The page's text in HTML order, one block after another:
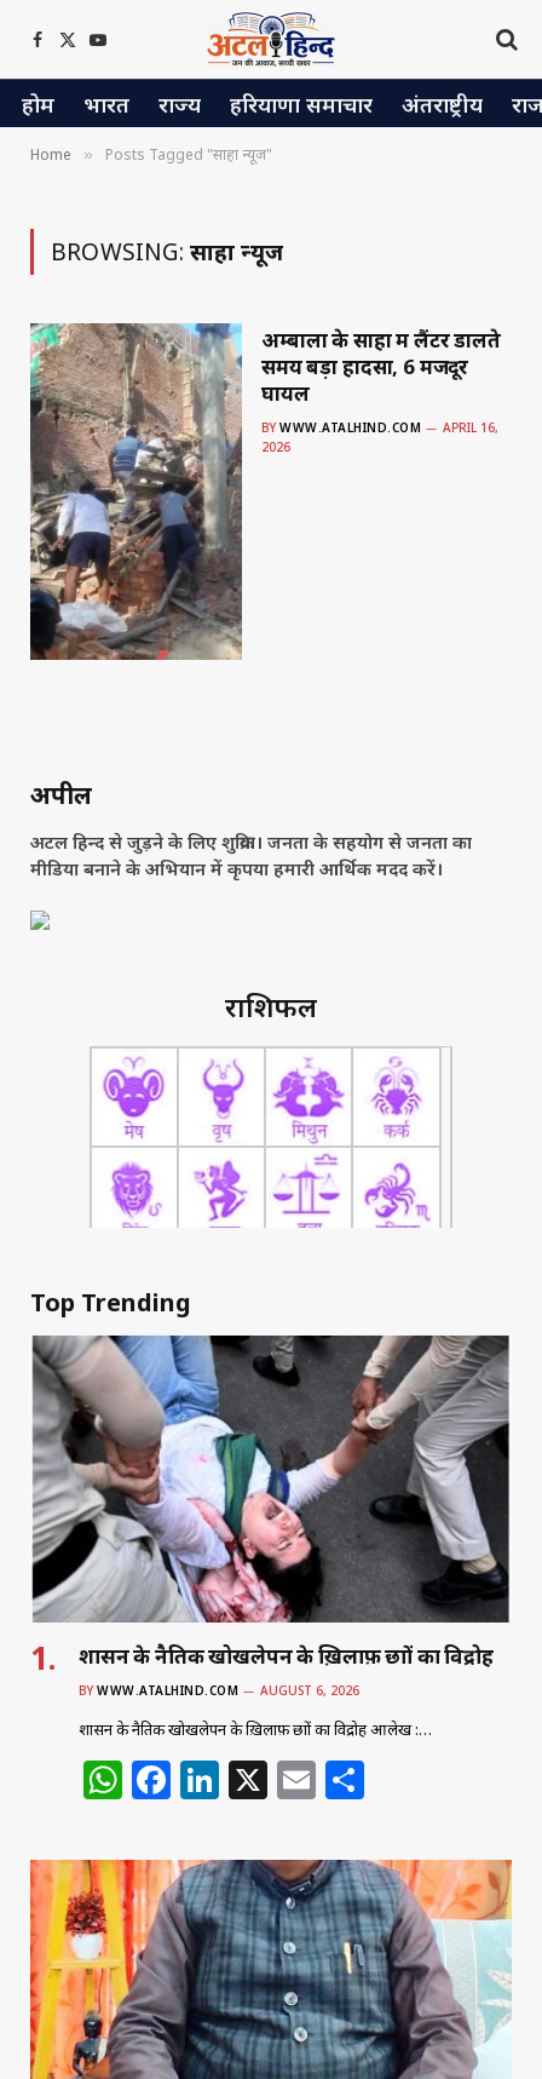
Facebook
X
(Twitter)
YouTube
होम भारत राज्य हरियाणा समाचार अंतराष्ट्रीय
Home » Posts Tagged "साहा न्यूज"
BROWSING: साहा न्यूज
अम्बाला के साहा में लैंटर डालते
समय बड़ा हादसा, 6 मजदूर
घायल
BY WWW.ATALHIND.COM
APRIL 16,
2026
अपील
अटल हिन्द से जुड़ने के लिए शुक्रिया। जनता के सहयोग से जनता का
मीडिया बनाने के अभियान में कृपया हमारी आर्थिक मदद करें।
राशिफल
Top Trending
शासन के नैतिक खोखलेपन के ख़िलाफ़ छात्रों का विद्रोह
BY WWW.ATALHIND.COM AUGUST 6, 2026
शासन के नैतिक खोखलेपन के ख़िलाफ़ छात्रों का विद्रोह आलेख :…
W
at
s
A
p
p
F
c
e
b
o
o
k
Li
k
e
dI
n
X E
ai
l
ar
e